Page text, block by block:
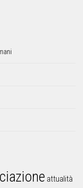
attualità